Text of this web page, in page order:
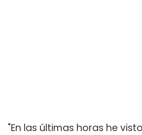
"En las últimas horas he